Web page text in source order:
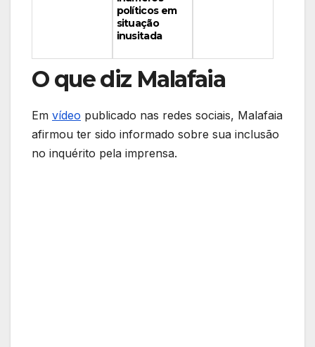
políticos em
situação
inusitada
O que diz Malafaia
Em vídeo publicado nas redes sociais, Malafaia
afirmou ter sido informado sobre sua inclusão
no inquérito pela imprensa.